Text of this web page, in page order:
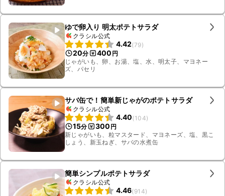
ゆで卵入り 明太ポテトサラダ
クラシル公式
4.42(79)
20分 400 円
じゃがいも、卵、お湯、塩、水、明太子、マヨネー
ズ、パセリ
サバ缶で！簡単新じゃがのポテトサラダ
クラシル公式
4.40(104)
15分 300 円
新じゃがいも、粒マスタード、マヨネーズ、塩、黒こ
しょう、新玉ねぎ、サバの水煮缶
簡単シンプルポテトサラダ
クラシル公式
4.46(914)